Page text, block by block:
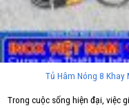
Tủ Hâm Nóng 8 Khay
Trong cuộc sống hiện đại, việc